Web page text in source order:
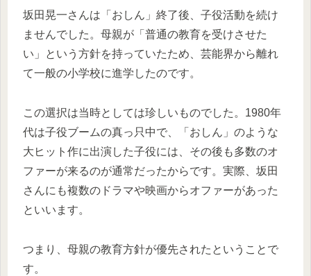
坂田晃一さんは「おしん」終了後、子役活動を続け
ませんでした。母親が「普通の教育を受けさせた
い」という方針を持っていたため、芸能界から離れ
て一般の小学校に進学したのです。
この選択は当時としては珍しいものでした。1980年
代は子役ブームの真っ只中で、「おしん」のような
大ヒット作に出演した子役には、その後も多数のオ
ファーが来るのが通常だったからです。実際、坂田
さんにも複数のドラマや映画からオファーがあった
といいます。
つまり、母親の教育方針が優先されたということで
す。